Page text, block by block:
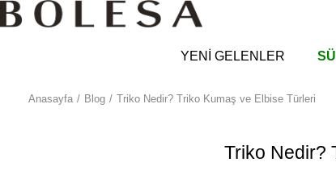
YENİ GELENLER
Anasayfa Blog Triko Nedir? Triko Kumaş ve Elbise Türleri
Triko Nedir?